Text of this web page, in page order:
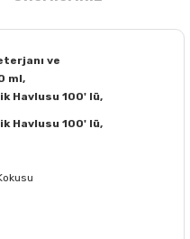
ve
ml,
Havlusu 100' lü,
Havlusu 100' lü,